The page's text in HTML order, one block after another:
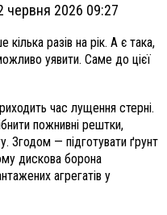
червня 2026 09:27
кілька разів на рік. А є така,
уявити. Саме до цієї
час лущення стерні.
пожнивні рештки,
Згодом — підготувати ґрунт
дискова борона
агрегатів у